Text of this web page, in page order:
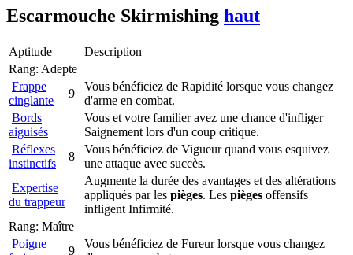
Escarmouche Skirmishing haut
Aptitude
Description
Rang: Adepte
Frappe
cinglante
9
Vous bénéficiez de Rapidité lorsque vous changez
d'arme en combat.
Bords
aiguisés
Vous et votre familier avez une chance d'infliger
Saignement lors d'un coup critique.
Réflexes
instinctifs
8
Vous bénéficiez de Vigueur quand vous esquivez
une attaque avec succès.
Expertise
du trappeur
Augmente la durée des avantages et des altérations
appliqués par les pièges. Les pièges offensifs
infligent Infirmité.
Rang: Maître
Poigne
9
Vous bénéficiez de Fureur lorsque vous changez